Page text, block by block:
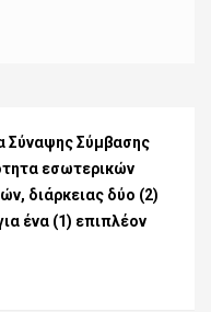
Σύναψης Σύμβασης
εσωτερικών
διάρκειας δύο (2)
ένα (1) επιπλέον